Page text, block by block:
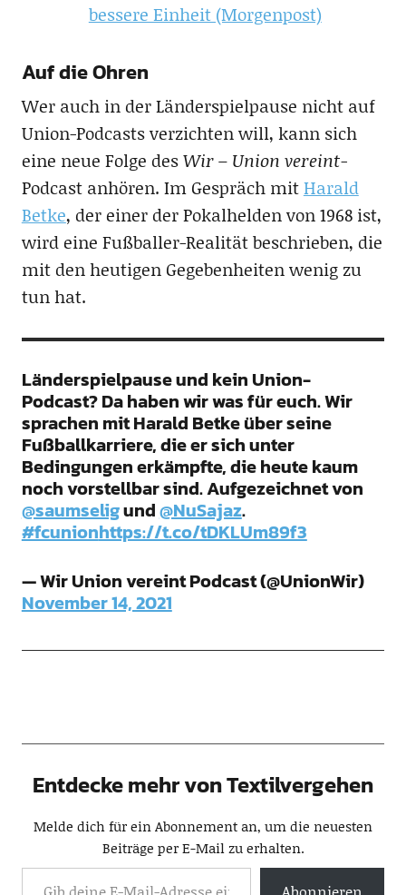
bessere Einheit (Morgenpost)
Auf die Ohren
Wer auch in der Länderspielpause nicht auf
Union-Podcasts verzichten will, kann sich
eine neue Folge desWir – Union vereint-
Podcast anhören. Im Gespräch mitHarald
Betke, der einer der Pokalhelden von 1968 ist,
wird eine Fußballer-Realität beschrieben, die
mit den heutigen Gegebenheiten wenig zu
tun hat.
Länderspielpause und kein Union-
Podcast? Da haben wir was für euch. Wir
sprachen mit Harald Betke über seine
Fußballkarriere, die er sich unter
Bedingungen erkämpfte, die heute kaum
noch vorstellbar sind. Aufgezeichnet von
@saumseligund@NuSajaz.
#fcunionhttps://t.co/tDKLUm89f3
— Wir Union vereint Podcast (@UnionWir)
November 14, 2021
Entdecke mehr von Textilvergehen
Melde dich für ein Abonnement an, um die neuesten
Beiträge per E-Mail zu erhalten.
Abonnieren